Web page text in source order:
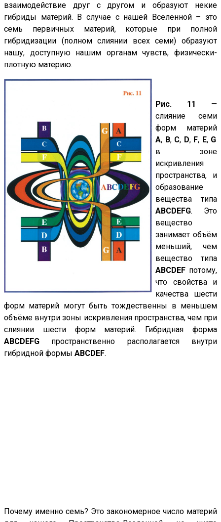
взаимодействие друг с другом и образуют некие
гибриды материй. В случае с нашей Вселенной – это
семь первичных материй, которые при полной
гибридизации (полном слиянии всех семи) образуют
нашу, доступную нашим органам чувств, физически-
плотную материю.
Рис. 11
—
слияние семи
форм материй
A, B, С, D,F, E,G
в зоне
искривления
пространства, и
образование
вещества типа
ABCDEFG. Это
вещество
занимает объём
меньший, чем
вещество типа
ABCDEF потому,
что свойства и
качества шести
форм материй могут быть тождественны в меньшем
объёме внутри зоны искривления пространства, чем при
слиянии шести форм материй. Гибридная форма
ABCDEFG пространственно располагается внутри
гибридной формы ABCDEF.
Почему именно семь? Это закономерное число материй